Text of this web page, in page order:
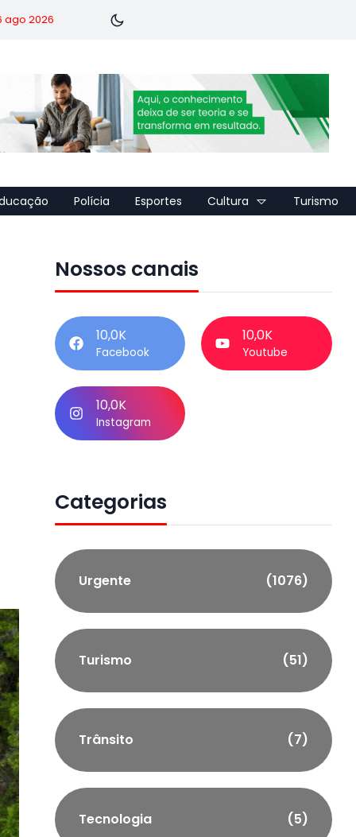
ago 2026
Polícia Esportes Cultura Turismo
Nossos canais
10,0K
Facebook
10,0K
Youtube
10,0K
Instagram
Categorias
Urgente (1076)
Turismo (51)
Trânsito (7)
Tecnologia (5)